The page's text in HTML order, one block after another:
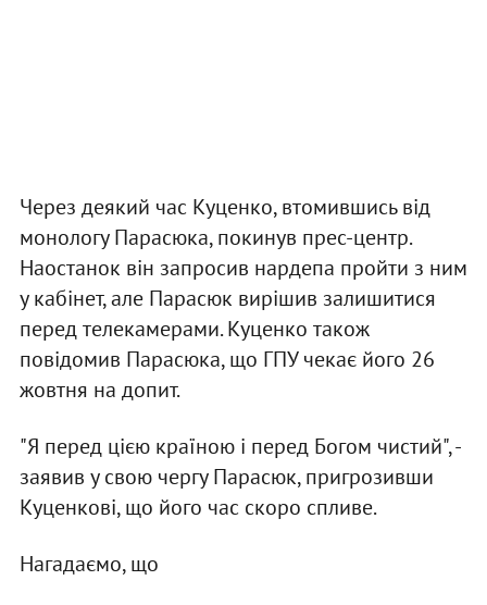
Через деякий час Куценко, втомившись від
монологу Парасюка, покинув прес-центр.
Наостанок він запросив нардепа пройти з ним
у кабінет, але Парасюк вирішив залишитися
перед телекамерами. Куценко також
повідомив Парасюка, що ГПУ чекає його 26
жовтня на допит.
"Я перед цією країною і перед Богом чистий", -
заявив у свою чергу Парасюк, пригрозивши
Куценкові, що його час скоро спливе.
Нагадаємо, що